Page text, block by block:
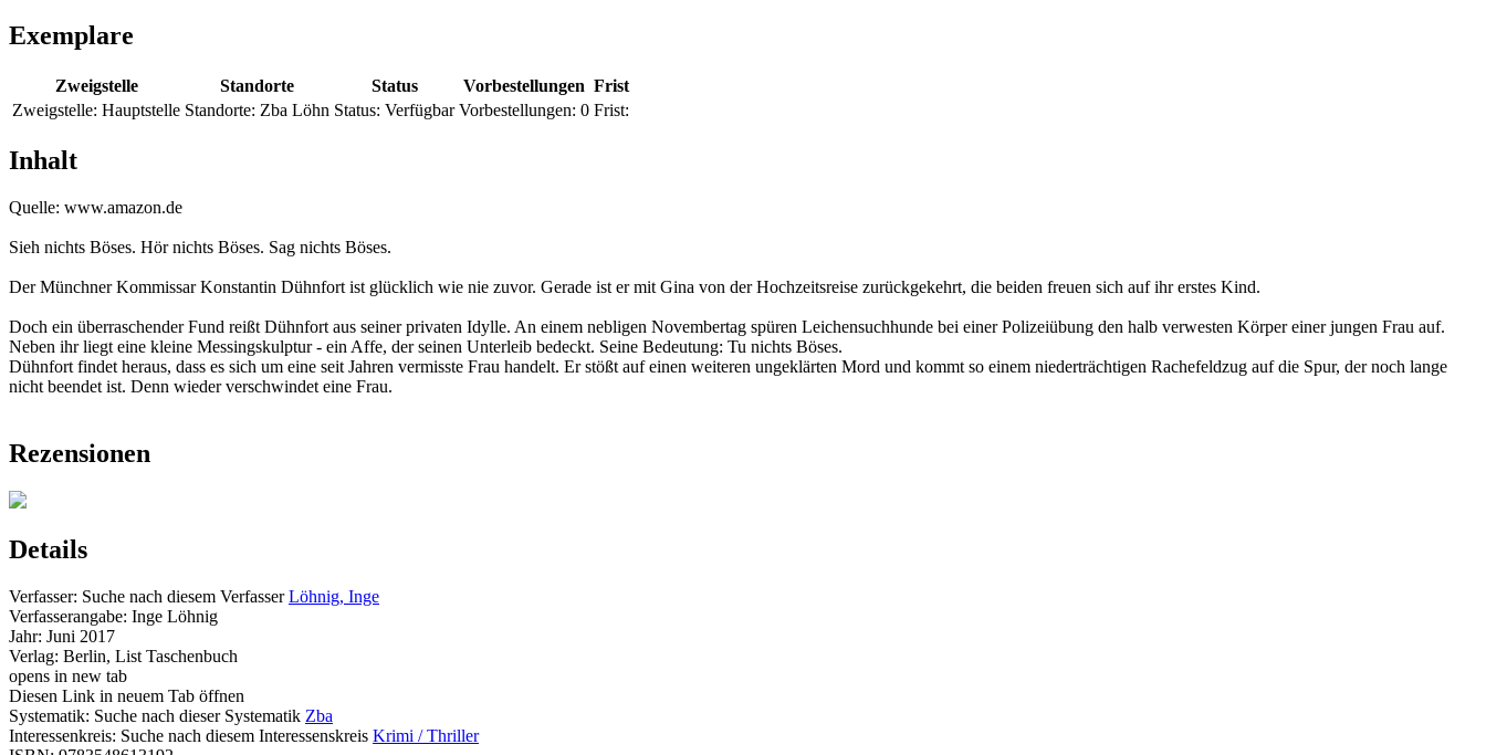
Exemplare
Zweigstelle Standorte Status Vorbestellungen Frist
Zweigstelle: Hauptstelle Standorte: Zba Löhn Status: Verfügbar Vorbestellungen: 0 Frist:
Inhalt
Quelle: www.amazon.de
Sieh nichts Böses. Hör nichts Böses. Sag nichts Böses.
Der Münchner Kommissar Konstantin Dühnfort ist glücklich wie nie zuvor. Gerade ist er mit Gina von der Hochzeitsreise zurückgekehrt, die beiden freuen sich auf ihr erstes Kind.
Doch ein überraschender Fund reißt Dühnfort aus seiner privaten Idylle. An einem nebligen Novembertag spüren Leichensuchhunde bei einer Polizeiübung den halb verwesten Körper einer jungen Frau auf.
Neben ihr liegt eine kleine Messingskulptur - ein Affe, der seinen Unterleib bedeckt. Seine Bedeutung: Tu nichts Böses.
Dühnfort findet heraus, dass es sich um eine seit Jahren vermisste Frau handelt. Er stößt auf einen weiteren ungeklärten Mord und kommt so einem niederträchtigen Rachefeldzug auf die Spur, der noch lange
nicht beendet ist. Denn wieder verschwindet eine Frau.
Rezensionen
Details
Verfasser: Suche nach diesem Verfasser Löhnig, Inge
Verfasserangabe: Inge Löhnig
Jahr: Juni 2017
Verlag: Berlin, List Taschenbuch
opens in new tab
Diesen Link in neuem Tab öffnen
Systematik: Suche nach dieser Systematik Zba
Interessenkreis: Suche nach diesem Interessenskreis Krimi / Thriller